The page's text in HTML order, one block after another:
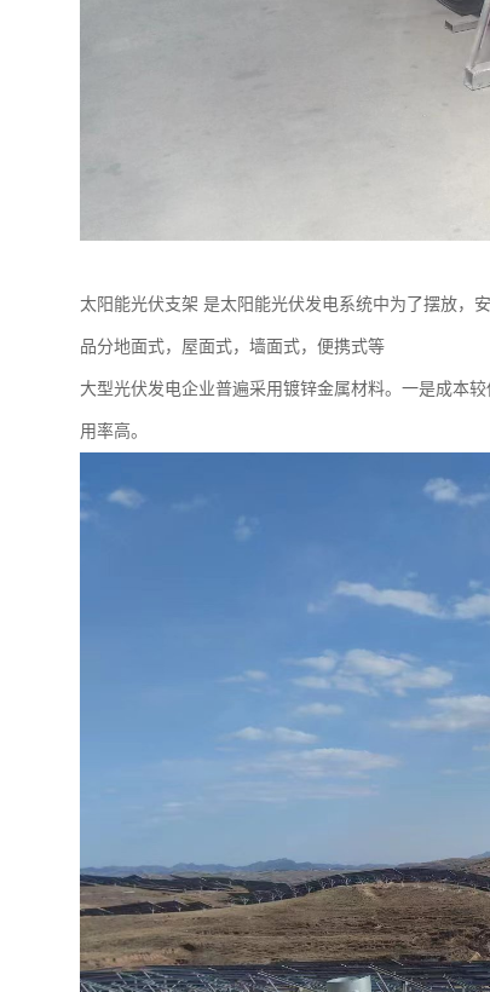
太阳能光伏支架 是太阳能光伏发电系统中为了摆放，
品分地面式，屋面式，墙面式，便携式等
大型光伏发电企业普遍采用镀锌金属材料。一是成本
用率高。